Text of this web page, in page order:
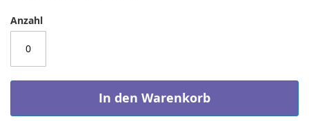
Anzahl
In den Warenkorb